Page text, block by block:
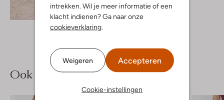
intrekken. Wil je meer informatie of een
klacht indienen? Ga naar onze
cookieverklaring.
Weigeren Accepteren
Cookie-instellingen
Ontdek de look
Ook iets voor jou?